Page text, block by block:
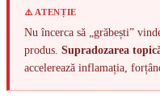
⚠️ ATENȚIE
Nu încerca să „grăbești”
produs. Supradozarea
accelerează inflamația,